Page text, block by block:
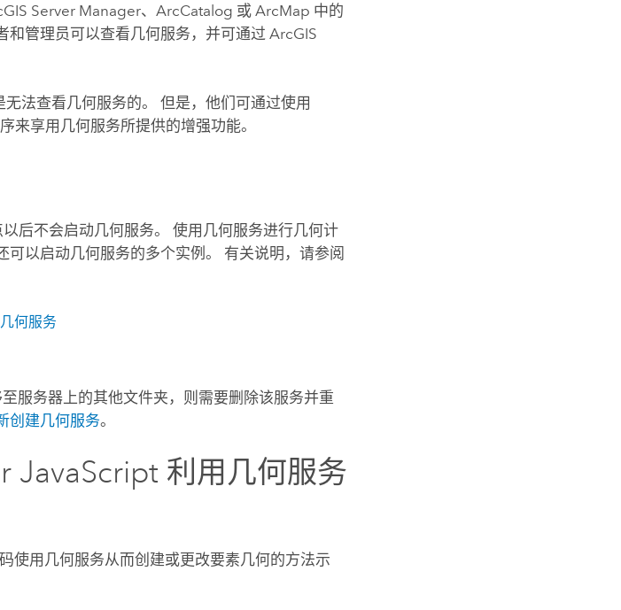
Server Manager、ArcCatalog 或ArcMap 中的
和管理员可以查看几何服务，并可通过ArcGIS
法查看几何服务的。 但是，他们可通过使用
来享用几何服务所提供的增强功能。
以后不会启动几何服务。 使用几何服务进行几何计
可以启动几何服务的多个实例。 有关说明，请参阅
何服务
服务器上的其他文件夹，则需要删除该服务并重
创建几何服务。
JavaScript 利用几何服务
使用几何服务从而创建或更改要素几何的方法示